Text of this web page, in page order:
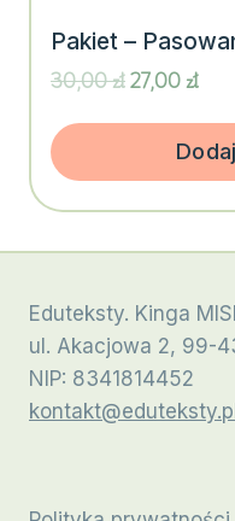
Pakiet –
30,00złPierwotna
wynosiła:
30,00 zł.
27,00zł
Eduteksty. Kinga
ul. Akacjowa 2, 99-
NIP: 8341814452
kontakt@eduteksty.pl